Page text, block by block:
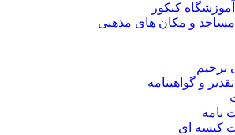
آموزشگاه کنکور
مساجد و مکان های مذهبی
ترحیم
و گواهینامه
نامه
کیسه ای